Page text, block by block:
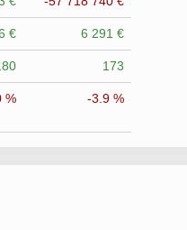
€ 6 291 €
173
% -3.9 %